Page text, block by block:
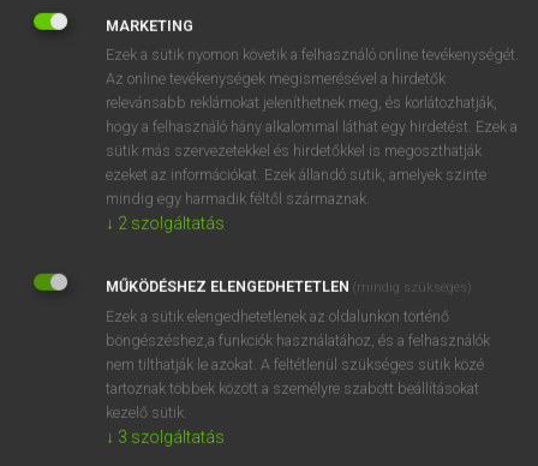
SZOTAR.NET APPLIKÁCIÓ
MICROSOFT OFFICE BŐVÍTMÉNY
BEÉPÜLŐ SZÓTÁRMODUL
ONLINE NYELVVIZSGA
EGYÉNI FELHASZNÁLÓKNAK
TANULÓKNAK
OKTATÁSI INTÉZMÉNYEKNEK
VÁLLALATI MEGOLDÁSOK
MARKETING
Ezek a sütik nyomon követik a felhasználó online tevékenységét.
Az online tevékenységek megismerésével a hirdetők
relevánsabb reklámokat jeleníthetnek meg, és korlátozhatják,
hogy a felhasználó hány alkalommal láthat egy hirdetést. Ezek a
sütik más szervezetekkel és hirdetőkkel is megoszthatják
ezeket az információkat. Ezek állandó sütik, amelyek szinte
mindig egy harmadik féltől származnak.
↓ 2 szolgáltatás
MŰKÖDÉSHEZ ELENGEDHETETLEN (mindig szükséges)
Ezek a sütik elengedhetetlenek az oldalunkon történő
böngészéshez,a funkciók használatához, és a felhasználók
nem tilthatják le azokat. A feltétlenül szükséges sütik közé
tartoznak többek között a személyre szabott beállításokat
kezelő sütik.
↓ 3 szolgáltatás